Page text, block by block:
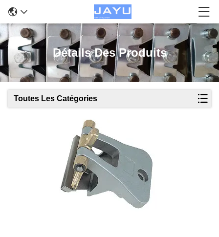
Détails Des Produits
Toutes Les Catégories